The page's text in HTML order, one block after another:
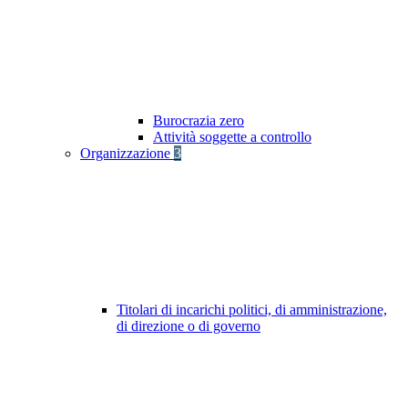
Burocrazia zero
Attività soggette a controllo
Organizzazione 3
Titolari di incarichi politici, di amministrazione,
di direzione o di governo